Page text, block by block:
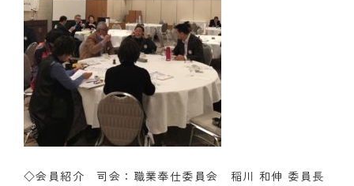
◇会員紹介 司会：職業奉仕委員会 稲川 和伸 委員長